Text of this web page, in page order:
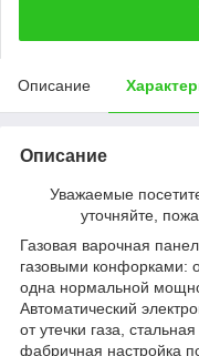
Описание
Описание
Уважаемые
уточняйте,
Газовая варочная
газовыми конфорками:
одна нормальной
Автоматический
от утечки газа,
фабричная настройка